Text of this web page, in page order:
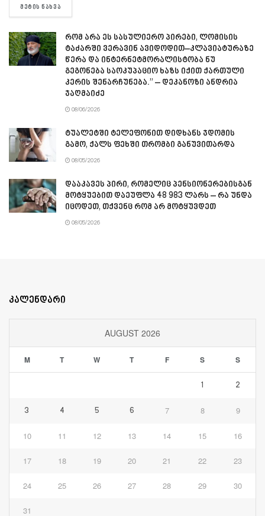
ᲛᲔᲢᲘᲡ ᲜᲐᲮᲕᲐ
რომ არა ეს სასულიერო პირები, ლომისის
ტაძარში ვერავინ ავიდოდით–კლავიატურაზე
წერა და ინტერნეტმორალისტობა ნუ
გეგონება საოკუპაციო ხაზს იქით ქართული
კერის შენარჩუნება.” – დეკანოზი ანდრია
ჯაღმაიძე
08/06/2026
ტუალეტში ტელეფონით დიდხანს ჯდომის
გამო, ქალს ფეხში თრომბი განუვითარდა
08/05/2026
დააკავეს პირი, რომელიც პენსიონერებისგან
მოტყუებით დაეუფლა 48 983 ლარს – რა უნდა
იცოდეთ, თქვენც რომ არ მოტყუვდეთ
08/05/2026
კალენდარი
AUGUST 2026
M T W T F S S
1 2
3 4 5 6 7 8 9
10 11 12 13 14 15 16
17 18 19 20 21 22 23
24 25 26 27 28 29 30
31